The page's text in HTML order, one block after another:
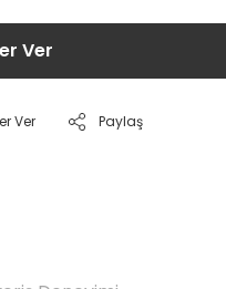
Ver
Ver Paylaş